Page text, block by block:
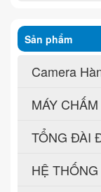
Sản phẩm
Camera
MÁY
TỔNG ĐÀI
HỆ